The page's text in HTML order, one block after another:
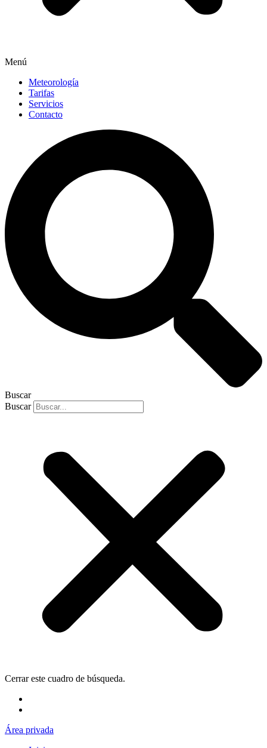
Menú
Meteorología
Tarifas
Servicios
Contacto
Buscar
Buscar
Cerrar este cuadro de búsqueda.
Área privada